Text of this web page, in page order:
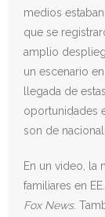
medios
que se
amplio
un escenario
llegada de
oportunidades
son de
En un video, la
familiares en
Fox News.